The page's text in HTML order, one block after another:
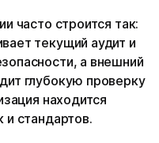
часто строится так:
текущий аудит и
а внешний
глубокую проверку
находится
и стандартов.